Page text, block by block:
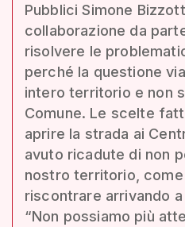
Pubblici Simone
collaborazione da
risolvere le
perché la questione
intero territorio e non
Comune. Le scelte
aprire la strada ai
avuto ricadute di non
nostro territorio,
riscontrare arrivando a
“Non possiamo più